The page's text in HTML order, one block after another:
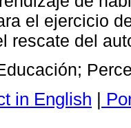
el ejercicio
rescate del
in English |